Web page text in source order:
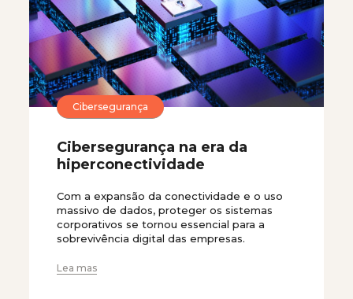
Cibersegurança
Cibersegurança na era da
hiperconectividade
Com a expansão da conectividade e o uso
massivo de dados, proteger os sistemas
corporativos se tornou essencial para a
sobrevivência digital das empresas.
Lea mas